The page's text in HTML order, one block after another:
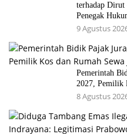
terhadap
Penegak
9 Agustus
Pemerintah
2027, Pemilik
8 Agustus